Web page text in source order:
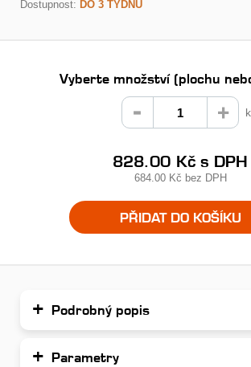
Dostupnost: DO 3 TÝDNŮ
Vyberte množství (plochu
828.00 Kč s DPH
684.00 Kč bez DPH
PŘIDAT DO KOŠÍKU
Podrobný popis
Parametry